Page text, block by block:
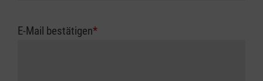
E-Mail bestätigen*